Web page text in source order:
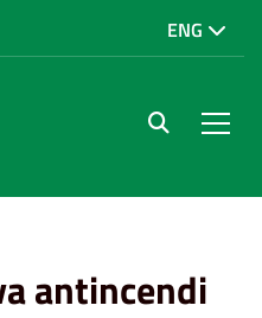
ENG
site.searc
antincendi